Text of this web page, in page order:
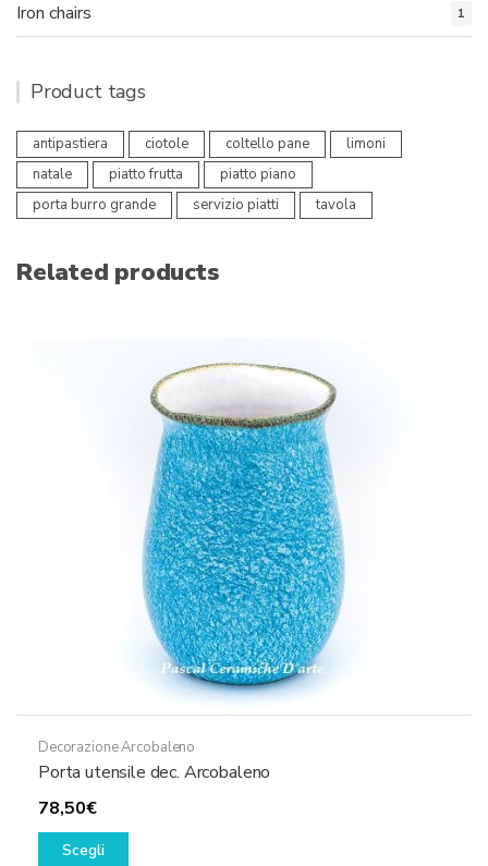
Iron chairs 1
Product tags
antipastiera ciotole coltello pane
limoni
natale
piatto frutta
piatto piano
porta burro grande
servizio piatti tavola
Related products
Decorazione Arcobaleno
Porta utensile dec. Arcobaleno
78,50€
Scegli
Questo